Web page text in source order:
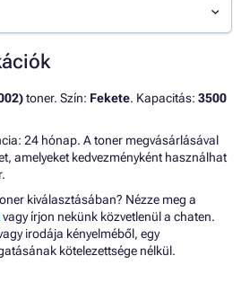
toner. Szín: Fekete. Kapacitás: 3500
24 hónap. A toner megvásárlásával
amelyeket kedvezményként használhat
kiválasztásában? Nézze meg a
vagy írjon nekünk közvetlenül a chaten.
irodája kényelméből, egy
kötelezettsége nélkül.